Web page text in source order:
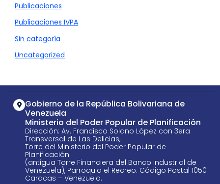
Publicaciones
Publicaciones IVPA
Sin categoría
Uncategorized
Gobierno de la República Bolivariana de
Venezuela
Ministerio del Poder Popular de Planificación
Dirección: Av. Francisco Solano López con 3era
Transversal de Las Delicias,
Torre del Ministerio del Poder Popular de
Planificación
(antigua Torre Financiera del Banco Industrial de
Venezuela), Parroquia el Recreo. Código Postal 1050
Caracas – Venezuela.